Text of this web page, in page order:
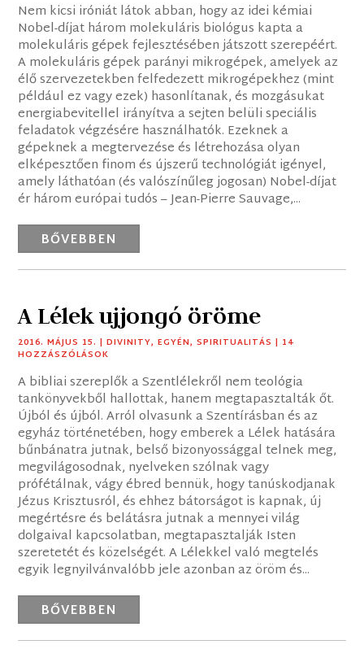
Nem kicsi iróniát látok abban, hogy az idei kémiai
Nobel-díjat három molekuláris biológus kapta a
molekuláris gépek fejlesztésében játszott szerepéért.
A molekuláris gépek parányi mikrogépek, amelyek az
élő szervezetekben felfedezett mikrogépekhez (mint
például ez vagy ezek) hasonlítanak, és mozgásukat
energiabevitellel irányítva a sejten belüli speciális
feladatok végzésére használhatók. Ezeknek a
gépeknek a megtervezése és létrehozása olyan
elképesztően finom és újszerű technológiát igényel,
amely láthatóan (és valószínűleg jogosan) Nobel-díjat
ér három európai tudós – Jean-Pierre Sauvage,...
BŐVEBBEN
A Lélek ujjongó öröme
2016. MÁJUS 15. |DIVINITY,EGYÉN,SPIRITUALITÁS | 14
HOZZÁSZÓLÁSOK
A bibliai szereplők a Szentlélekről nem teológia
tankönyvekből hallottak, hanem megtapasztalták őt.
Újból és újból. Arról olvasunk a Szentírásban és az
egyház történetében, hogy emberek a Lélek hatására
bűnbánatra jutnak, belső bizonyossággal telnek meg,
megvilágosodnak, nyelveken szólnak vagy
prófétálnak, vágy ébred bennük, hogy tanúskodjanak
Jézus Krisztusról, és ehhez bátorságot is kapnak, új
megértésre és belátásra jutnak a mennyei világ
dolgaival kapcsolatban, megtapasztalják Isten
szeretetét és közelségét. A Lélekkel való megtelés
egyik legnyilvánvalóbb jele azonban az öröm és...
BŐVEBBEN